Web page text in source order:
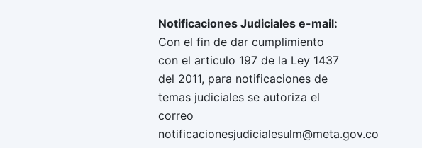
Notificaciones Judiciales e-mail:
Con el fin de dar cumplimiento
con el articulo 197 de la Ley 1437
del 2011, para notificaciones de
temas judiciales se autoriza el
correo
notificacionesjudicialesulm@meta.gov.co